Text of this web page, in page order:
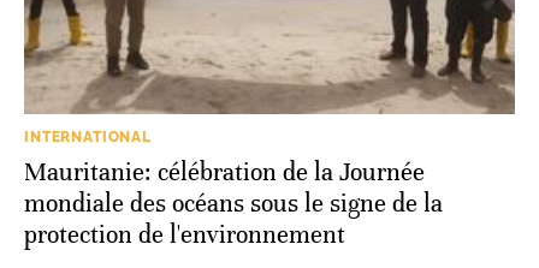
INTERNATIONAL
Mauritanie: célébration de la Journée
mondiale des océans sous le signe de la
protection de l'environnement